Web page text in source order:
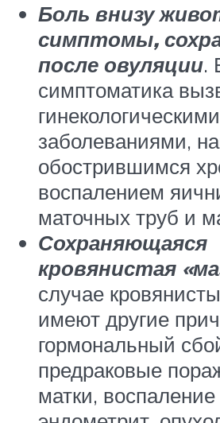
Боль внизу
симптомы,
после овуляции.
симптоматика
гинекологическими
заболеваниями,
обострившимся
воспалением
маточных труб и
Сохраняющаяся
кровянистая
случае
имеют другие
гормональный
предраковые
матки,